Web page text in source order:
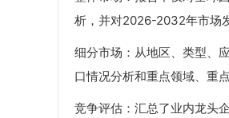
析，并对2026-2032年市场
细分市场：从地区、类型、
口情况分析和重点领域、重
竞争评估：汇总了业内龙头